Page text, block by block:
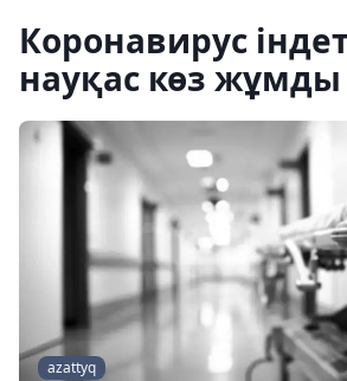
Коронавирус
науқас көз жұмды
azattyq